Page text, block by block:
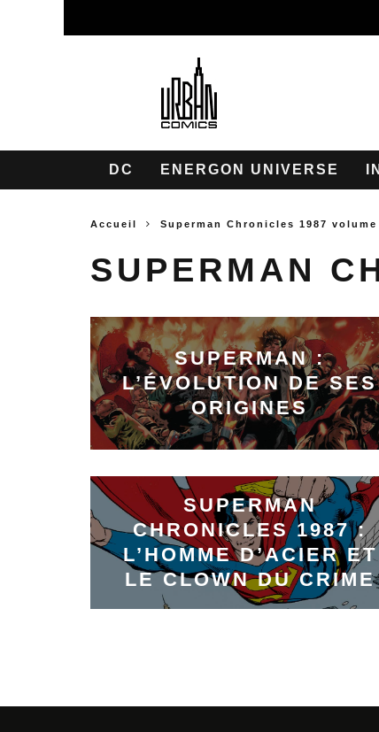
DC ENERGON UNIVERSE
Accueil Superman Chronicles 1987 volume
SUPERMAN
SUPERMAN :
L’ÉVOLUTION DE SES
ORIGINES
SUPERMAN
CHRONICLES 1987 :
L’HOMME D’ACIER ET
LE CLOWN DU CRIME